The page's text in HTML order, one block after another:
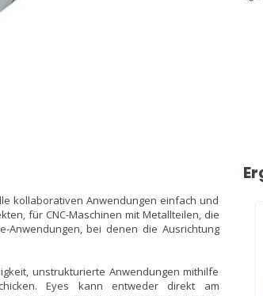
kollaborativen Anwendungen einfach und
für CNC-Maschinen mit Metallteilen, die
Anwendungen, bei denen die Ausrichtung
unstrukturierte Anwendungen mithilfe
Eyes kann entweder direkt am